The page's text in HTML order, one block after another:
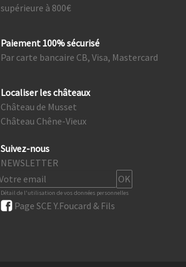
supérieure à 800€
Paiement 100% sécurisé
Par carte bancaire CB, Visa, Mastercard
Localiser les châteaux
Château de Musset
Château Chêne-Vieux
Suivez-nous
NEWSLETTER
Détail de l'utilisation de vos données personnelles
Page SCE Y.Foucard & Fils